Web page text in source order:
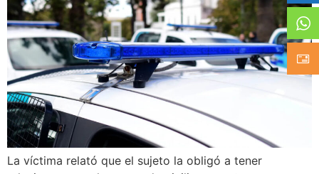
La víctima relató que el sujeto la obligó a tener